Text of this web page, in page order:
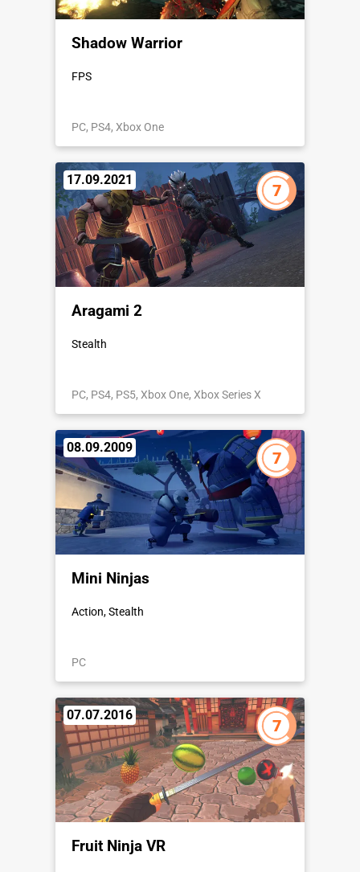
Shadow Warrior
FPS
PC, PS4, Xbox One
17.09.2021
7
Aragami 2
Stealth
PC, PS4, PS5, Xbox One, Xbox Series X
08.09.2009
7
Mini Ninjas
Action, Stealth
PC
07.07.2016
7
Fruit Ninja VR